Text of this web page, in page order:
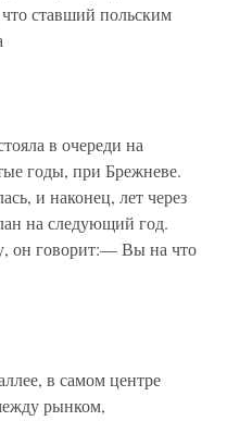
ставший польским
в очереди на
годы, при Брежневе.
и наконец, лет через
на следующий год.
он говорит:— Вы на что
в самом центре
рынком,